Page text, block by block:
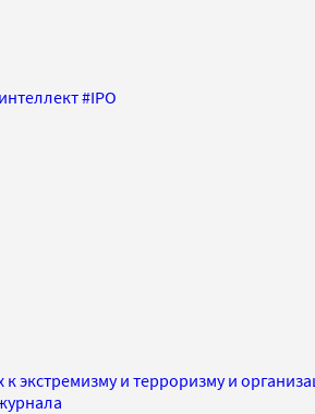
#IPO
к экстремизму и терроризму и